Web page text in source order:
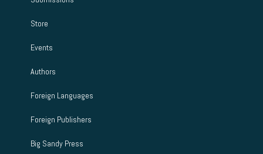
Store
Events
Authors
Foreign Languages
Foreign Publishers
Big Sandy Press